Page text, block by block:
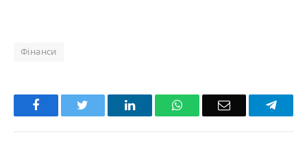
Фінанси
Facebook LinkedInWhatsAppEmail